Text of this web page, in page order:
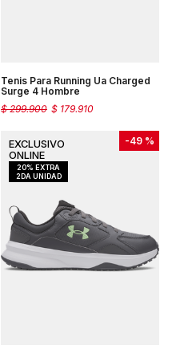
Tenis Para Running Ua Charged
Surge 4 Hombre
$ 179.910
$ 299.900
-49 %